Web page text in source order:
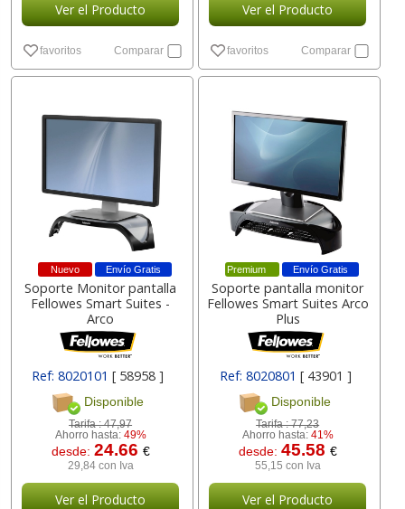
Ver el Producto
favoritos Comparar
Ver el Producto
favoritos Comparar
Envío Gratis
Nuevo
Soporte Monitor pantalla
Fellowes Smart Suites -
Arco
Ref: 8020101[ 58958 ]
Disponible
Tarifa :47,97
Ahorro hasta: 49%
desde: 24.66 €
29,84 con Iva
Ver el Producto
Envío Gratis
Premium
Soporte pantalla monitor
Fellowes Smart Suites Arco
Plus
Ref: 8020801 [ 43901 ]
Disponible
Tarifa :77,23
Ahorro hasta: 41%
desde: 45.58 €
55,15 con Iva
Ver el Producto